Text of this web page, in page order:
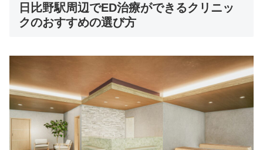
日比野駅周辺でED治療ができるクリニッ
クのおすすめの選び方